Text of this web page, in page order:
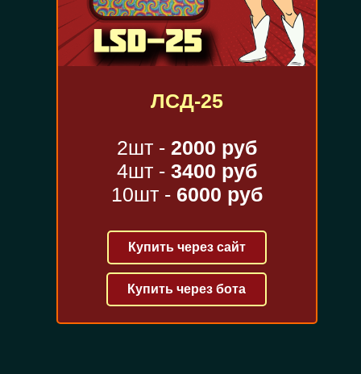
ЛСД-25
2шт - 2000 руб
4шт - 3400 руб
10шт - 6000 руб
Купить через сайт
Купить через бота